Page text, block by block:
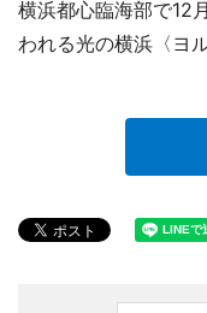
横浜都心臨海部で12
われる光の横浜〈ヨ